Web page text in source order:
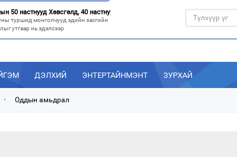
50 настнууд Хөвсгөлд, 40 настнууд нь Хэнтийд “хуралджээ”
туршид монголчууд эдийн засгийн
утгаар нь эдэлсээр
үед Улаанбаатар болон аймгуудаас
хотуудад биет төлөөлөгч
урдах талбайд өнөөдрийг
ДЭЛХИЙ ЭНТЕРТАЙНМЭНТ ЗУРХАЙ
• Оддын амьдрал